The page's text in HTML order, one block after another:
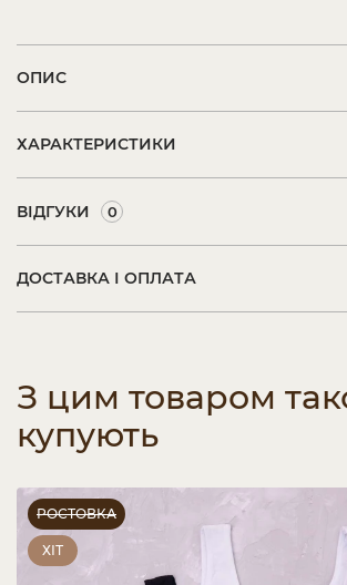
ОПИС
ХАРАКТЕРИСТИКИ
ВІДГУКИ 0
ДОСТАВКА І ОПЛАТА
З цим товаром
купують
РОСТОВКА
ХІТ